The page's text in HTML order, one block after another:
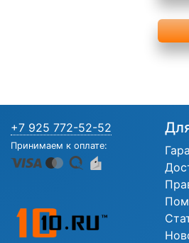
+7 925 772-52-52
Принимаем к оплате: